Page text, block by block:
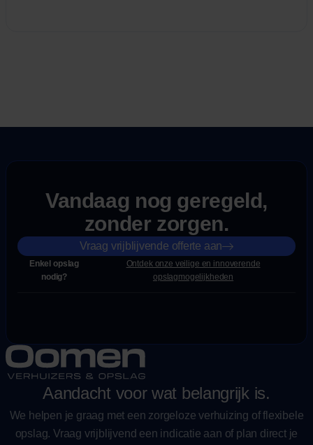
Aandacht voor wat belangrijk is.
We helpen je graag met een zorgeloze verhuizing of flexibele
opslag. Vraag vrijblijvend een indicatie aan of plan direct je
Vandaag nog geregeld,
zonder zorgen.
Vraag vrijblijvende offerte aan
Enkel opslag
nodig?
Ontdek onze veilige en innoverende
opslagmogelijkheden